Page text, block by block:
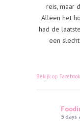
reis, maar
Alleen het
had de
een
Bekijk op Facebook
5 days